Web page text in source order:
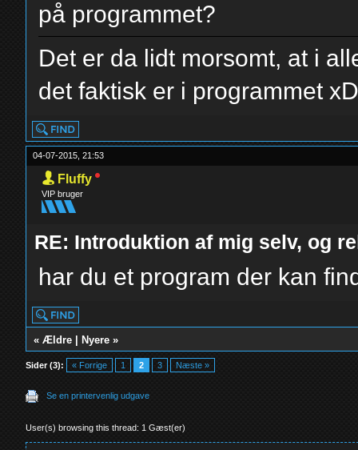
på programmet?
Det er da lidt morsomt, at i
det faktisk er i programmet
04-07-2015, 21:53
Fluffy
VIP bruger
RE: Introduktion af mig selv, og
har du et program der kan
«Ældre Nyere »
Sider (3): « Forrige 1 2 3 Næste »
Se en printervenlig udgave
User(s) browsing this thread: 1 Gæst(er)